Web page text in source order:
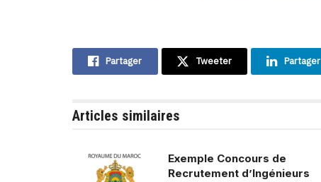
Partager Tweeter Partager
Articles similaires
Exemple Concours de
Recrutement d’Ingénieurs